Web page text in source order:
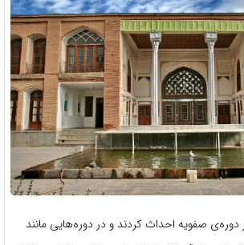
صفویه احداث کردند و در دوره‌هایی مانند